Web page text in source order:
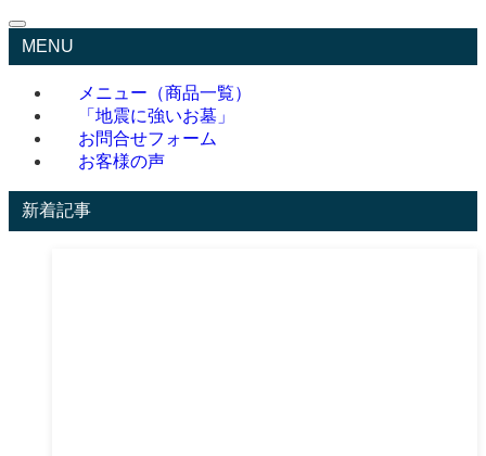
MENU
メニュー（商品一覧）
「地震に強いお墓」
お問合せフォーム
お客様の声
新着記事